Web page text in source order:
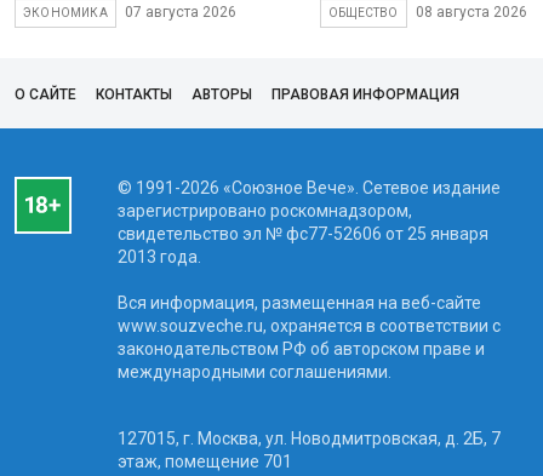
ЭКОНОМИКА 07 августа 2026 ОБЩЕСТВО 08 августа 2026
О САЙТЕ КОНТАКТЫ АВТОРЫ ПРАВОВАЯ ИНФОРМАЦИЯ
© 1991-2026 «Союзное Вече». Сетевое издание
зарегистрировано роскомнадзором,
свидетельство эл № фc77-52606 от 25 января
2013 года.
Вся информация, размещенная на веб-сайте
www.souzveche.ru, охраняется в соответствии с
законодательством РФ об авторском праве и
международными соглашениями.
127015, г. Москва, ул. Новодмитровская, д. 2Б, 7
этаж, помещение 701